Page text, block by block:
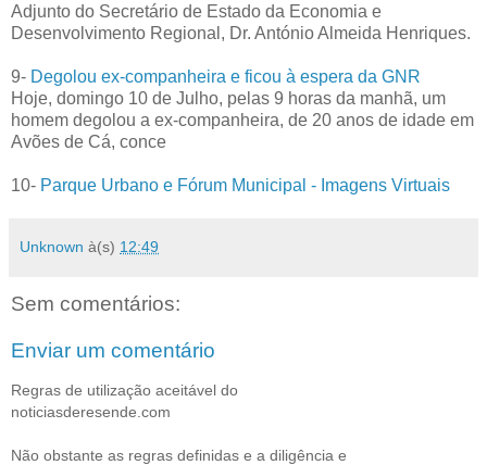
Adjunto do Secretário de Estado da Economia e
Desenvolvimento Regional, Dr. António Almeida Henriques.
9- Degolou ex-companheira e ficou à espera da GNR
Hoje, domingo 10 de Julho, pelas 9 horas da manhã, um
homem degolou a ex-companheira, de 20 anos de idade em
Avões de Cá, conce
10- Parque Urbano e Fórum Municipal - Imagens Virtuais
Unknown à(s) 12:49
Sem comentários:
Enviar um comentário
Regras de utilização aceitável do
noticiasderesende.com
Não obstante as regras definidas e a diligência e